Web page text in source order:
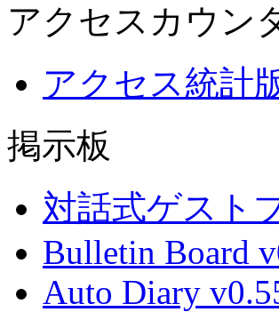
アクセスカウン
アクセス統計
掲示板
対話式ゲスト
Bulletin Board
Auto Diary